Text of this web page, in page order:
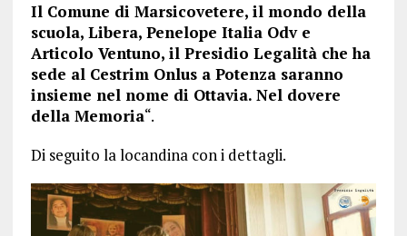
Il Comune di Marsicovetere, il mondo della
scuola, Libera, Penelope Italia Odv e
Articolo Ventuno, il Presidio Legalità che ha
sede al Cestrim Onlus a Potenza saranno
insieme nel nome di Ottavia. Nel dovere
della Memoria“.
Di seguito la locandina con i dettagli.